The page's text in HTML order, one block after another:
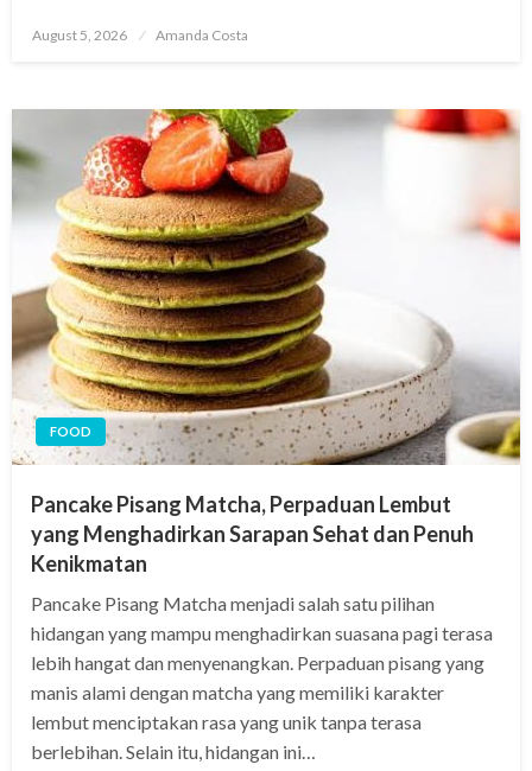
Posted
August 5, 2026 Amanda Costa
FOOD
Pancake Pisang Matcha, Perpaduan Lembut
yang Menghadirkan Sarapan Sehat dan Penuh
Kenikmatan
Pancake Pisang Matcha menjadi salah satu pilihan
hidangan yang mampu menghadirkan suasana pagi terasa
lebih hangat dan menyenangkan. Perpaduan pisang yang
manis alami dengan matcha yang memiliki karakter
lembut menciptakan rasa yang unik tanpa terasa
berlebihan. Selain itu, hidangan ini…